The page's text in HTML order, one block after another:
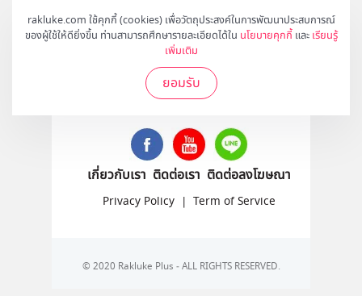
rakluke.com ใช้คุกกี้ (cookies) เพื่อวัตถุประสงค์ในการพัฒนาประสบการณ์
ของผู้ใช้ให้ดียิ่งขึ้น ท่านสามารถศึกษารายละเอียดได้ใน นโยบายคุกกี้ และ เรียนรู้
เพิ่มเติม
ยอมรับ
สมัคร
ติดตามเราได้ที่
เกี่ยวกับเรา ติดต่อเรา ติดต่อลงโฆษณา
Privacy Policy | Term of Service
© 2020 Rakluke Plus - ALL RIGHTS RESERVED.